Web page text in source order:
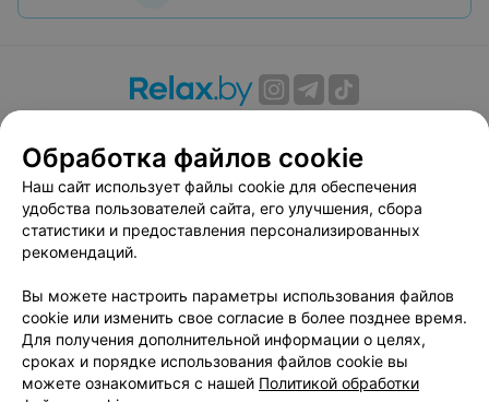
Вакансии
Публичный договор
Способы оплаты
Публичный договор по использованию сервиса
«Афиша»
Пользовательское соглашение
Связаться по вопросам сотрудничества
Написать руководителю relax.by
Персональные настройки cookie
Обработка персональных данных
Обработка файлов cookie
Наш сайт использует файлы cookie для обеспечения
удобства пользователей сайта, его улучшения, сбора
статистики и предоставления персонализированных
рекомендаций.
Вы можете настроить параметры использования файлов
cookie или изменить свое согласие в более позднее время.
Для получения дополнительной информации о целях,
сроках и порядке использования файлов cookie вы
можете ознакомиться с нашей Политикой обработки